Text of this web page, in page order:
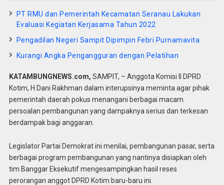
PT RMU dan Pemerintah Kecamatan Seranau Lakukan
Evaluasi Kegiatan Kerjasama Tahun 2022
Pengadilan Negeri Sampit Dipimpin Febri Purnamavita
Kurangi Angka Pengangguran dengan Pelatihan
KATAMBUNGNEWS.com, SAMPIT, – Anggota Komisi II DPRD
Kotim, H Dani Rakhman dalam interupsinya meminta agar pihak
pemerintah daerah pokus menangani berbagai macam
persoalan pembangunan yang dampaknya serius dan terkesan
berdampak bagi anggaran.
Legislator Partai Demokrat ini menilai, pembangunan pasar, serta
berbagai program pembangunan yang nantinya disiapkan oleh
tim Banggar Eksekutif mengesampingkan hasil reses
perorangan anggot DPRD Kotim baru-baru ini.